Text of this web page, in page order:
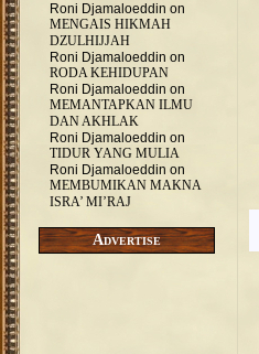
Roni Djamaloeddin on
MENGAIS HIKMAH
DZULHIJJAH
Roni Djamaloeddin on
RODA KEHIDUPAN
Roni Djamaloeddin on
MEMANTAPKAN ILMU
DAN AKHLAK
Roni Djamaloeddin on
TIDUR YANG MULIA
Roni Djamaloeddin on
MEMBUMIKAN MAKNA
ISRA’ MI’RAJ
Advertise